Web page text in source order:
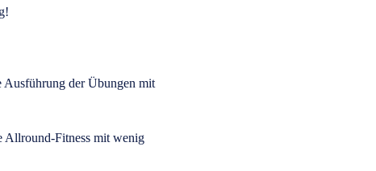
Ausführung der Übungen mit
Allround-Fitness mit wenig